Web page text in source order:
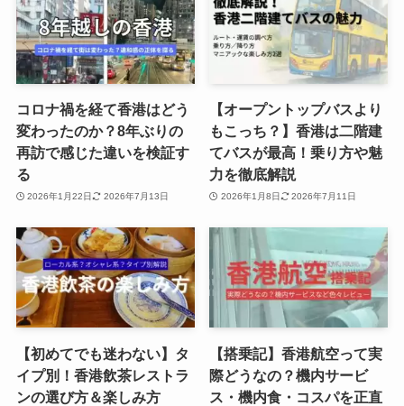
コロナ禍を経て香港はどう
変わったのか？8年ぶりの
再訪で感じた違いを検証す
る
2026年1月22日 2026年7月13日
【オープントップバスより
もこっち？】香港は二階建
てバスが最高！乗り方や魅
力を徹底解説
2026年1月8日 2026年7月11日
【初めてでも迷わない】タ
イプ別！香港飲茶レストラ
ンの選び方＆楽しみ方
【搭乗記】香港航空って実
際どうなの？機内サービ
ス・機内食・コスパを正直